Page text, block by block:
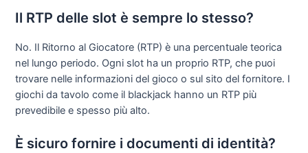
Il RTP delle slot è sempre lo stesso?
No. Il Ritorno al Giocatore (RTP) è una percentuale teorica
nel lungo periodo. Ogni slot ha un proprio RTP, che puoi
trovare nelle informazioni del gioco o sul sito del fornitore. I
giochi da tavolo come il blackjack hanno un RTP più
prevedibile e spesso più alto.
È sicuro fornire i documenti di identità?